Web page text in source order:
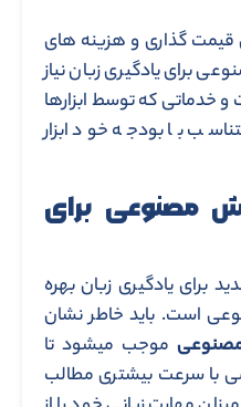
قیمت گذاری و هزینه های
برای یادگیری زبان نیاز
و خدماتی که توسط ابزارها
با بودجه خود ابزار
هوش مصنوعی برای
برای یادگیری زبان بهره
است. باید خاطر نشان
موجب میشود تا
با سرعت بیشتری مطالب